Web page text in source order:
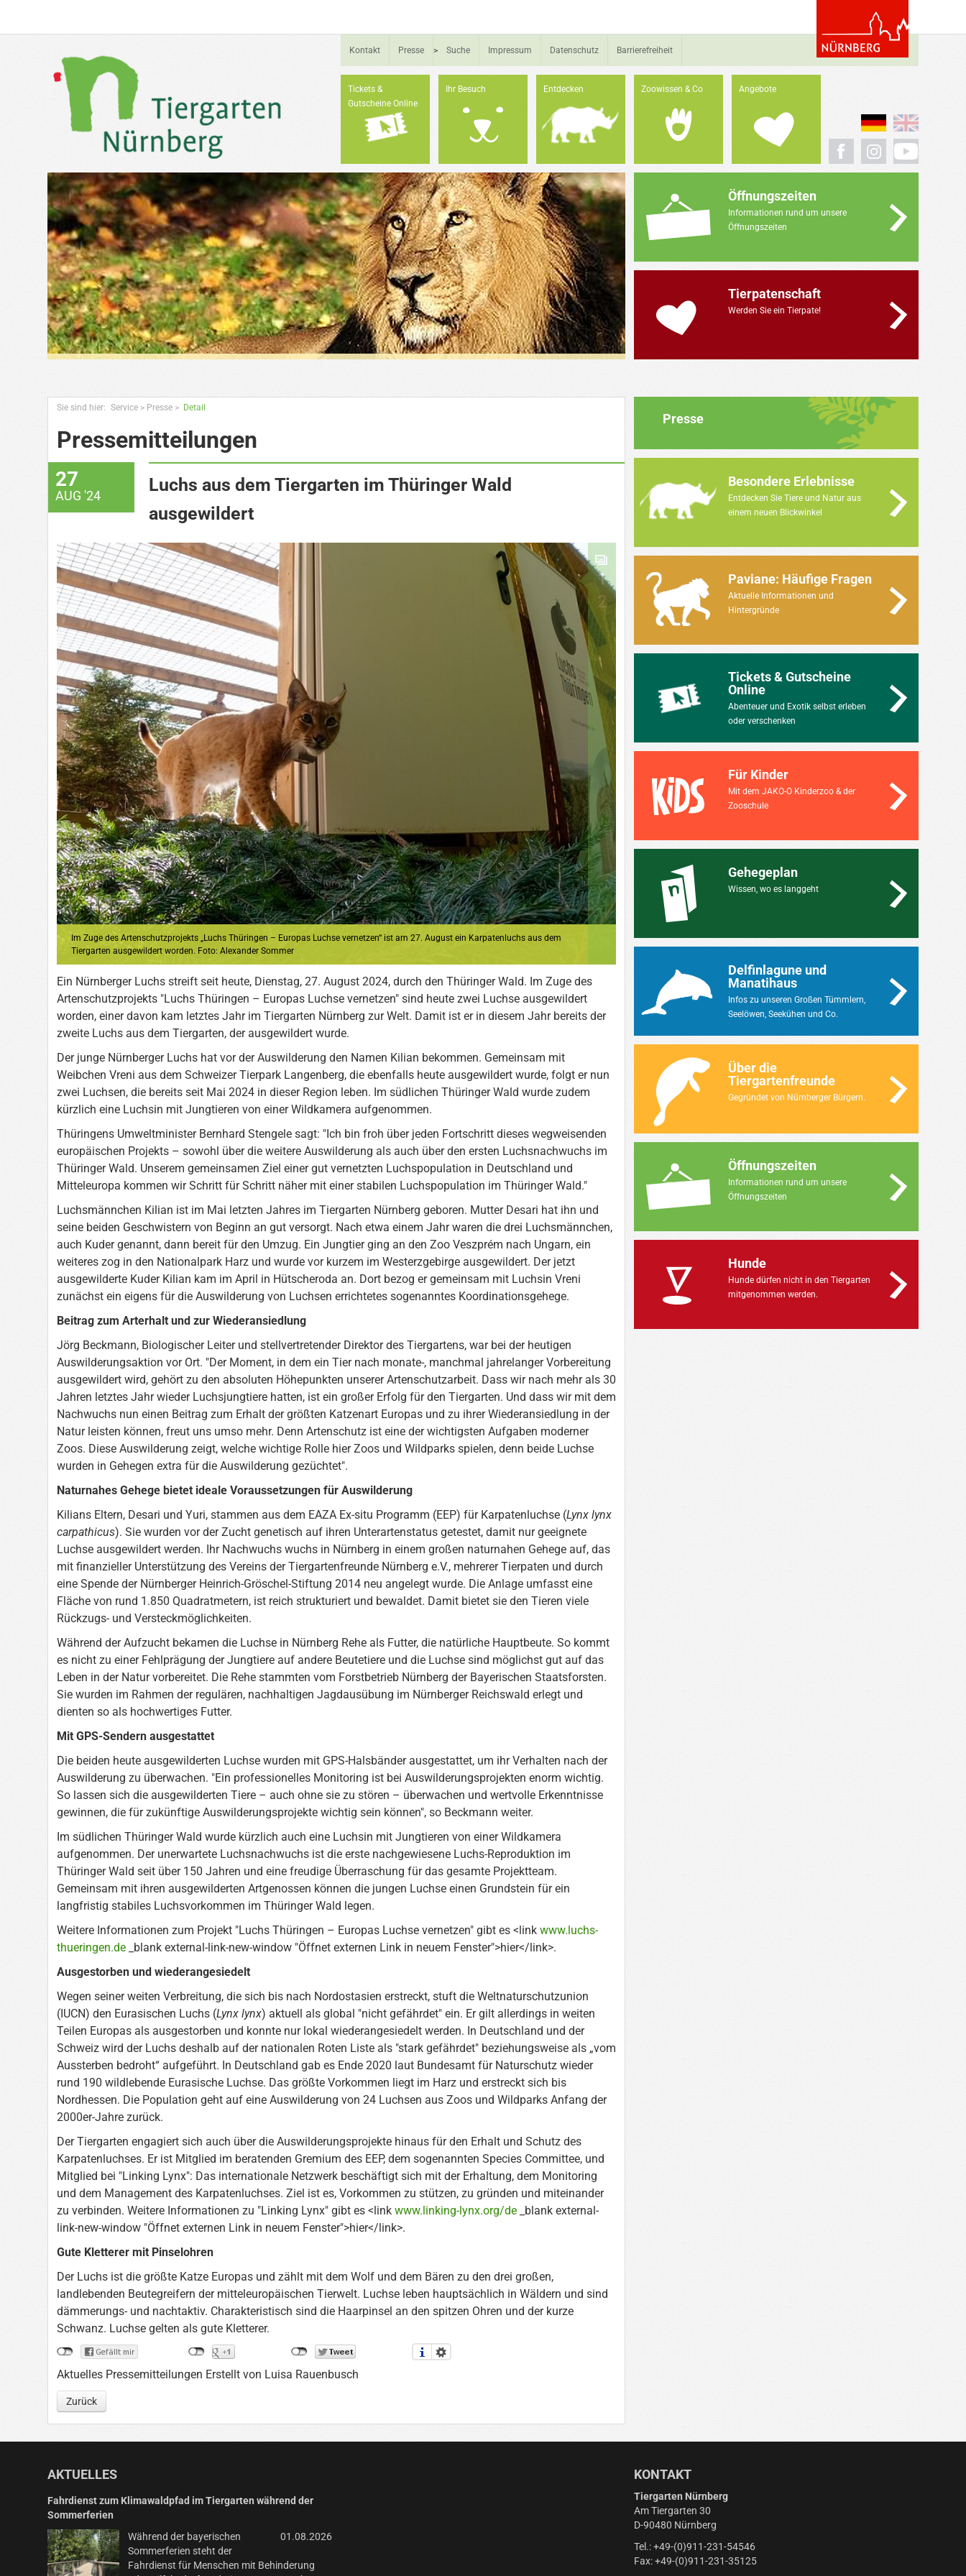
Tickets &
Gutscheine Online
Ihr Besuch Entdecken Zoowissen & Co Angebote
Kontakt Presse > Suche Impressum Datenschutz Barrierefreiheit
Öffnungszeiten
Informationen rund um unsere
Öffnungszeiten
Tierpatenschaft
Werden Sie ein Tierpate!
Sie sind hier: Service > Presse > Detail
Pressemitteilungen
27
AUG '24
Luchs aus dem Tiergarten im Thüringer Wald
ausgewildert
Im Zuge des Artenschutzprojekts „Luchs Thüringen – Europas Luchse vernetzen“ ist am 27. August ein Karpatenluchs aus dem
Tiergarten ausgewildert worden. Foto: Alexander Sommer
1
2
Ein Nürnberger Luchs streift seit heute, Dienstag, 27. August 2024, durch den Thüringer Wald. Im Zuge des
Artenschutzprojekts "Luchs Thüringen – Europas Luchse vernetzen" sind heute zwei Luchse ausgewildert
worden, einer davon kam letztes Jahr im Tiergarten Nürnberg zur Welt. Damit ist er in diesem Jahr bereits der
zweite Luchs aus dem Tiergarten, der ausgewildert wurde.
Der junge Nürnberger Luchs hat vor der Auswilderung den Namen Kilian bekommen. Gemeinsam mit
Weibchen Vreni aus dem Schweizer Tierpark Langenberg, die ebenfalls heute ausgewildert wurde, folgt er nun
zwei Luchsen, die bereits seit Mai 2024 in dieser Region leben. Im südlichen Thüringer Wald wurde zudem
kürzlich eine Luchsin mit Jungtieren von einer Wildkamera aufgenommen.
Thüringens Umweltminister Bernhard Stengele sagt: "Ich bin froh über jeden Fortschritt dieses wegweisenden
europäischen Projekts – sowohl über die weitere Auswilderung als auch über den ersten Luchsnachwuchs im
Thüringer Wald. Unserem gemeinsamen Ziel einer gut vernetzten Luchspopulation in Deutschland und
Mitteleuropa kommen wir Schritt für Schritt näher mit einer stabilen Luchspopulation im Thüringer Wald."
Luchsmännchen Kilian ist im Mai letzten Jahres im Tiergarten Nürnberg geboren. Mutter Desari hat ihn und
seine beiden Geschwistern von Beginn an gut versorgt. Nach etwa einem Jahr waren die drei Luchsmännchen,
auch Kuder genannt, dann bereit für den Umzug. Ein Jungtier ging an den Zoo Veszprém nach Ungarn, ein
weiteres zog in den Nationalpark Harz und wurde vor kurzem im Westerzgebirge ausgewildert. Der jetzt
ausgewilderte Kuder Kilian kam im April in Hütscheroda an. Dort bezog er gemeinsam mit Luchsin Vreni
zunächst ein eigens für die Auswilderung von Luchsen errichtetes sogenanntes Koordinationsgehege.
Beitrag zum Arterhalt und zur Wiederansiedlung
Jörg Beckmann, Biologischer Leiter und stellvertretender Direktor des Tiergartens, war bei der heutigen
Auswilderungsaktion vor Ort. "Der Moment, in dem ein Tier nach monate-, manchmal jahrelanger Vorbereitung
ausgewildert wird, gehört zu den absoluten Höhepunkten unserer Artenschutzarbeit. Dass wir nach mehr als 30
Jahren letztes Jahr wieder Luchsjungtiere hatten, ist ein großer Erfolg für den Tiergarten. Und dass wir mit dem
Nachwuchs nun einen Beitrag zum Erhalt der größten Katzenart Europas und zu ihrer Wiederansiedlung in der
Natur leisten können, freut uns umso mehr. Denn Artenschutz ist eine der wichtigsten Aufgaben moderner
Zoos. Diese Auswilderung zeigt, welche wichtige Rolle hier Zoos und Wildparks spielen, denn beide Luchse
wurden in Gehegen extra für die Auswilderung gezüchtet".
Naturnahes Gehege bietet ideale Voraussetzungen für Auswilderung
Kilians Eltern, Desari und Yuri, stammen aus dem EAZA Ex-situ Programm (EEP) für Karpatenluchse (Lynx lynx
carpathicus). Sie wurden vor der Zucht genetisch auf ihren Unterartenstatus getestet, damit nur geeignete
Luchse ausgewildert werden. Ihr Nachwuchs wuchs in Nürnberg in einem großen naturnahen Gehege auf, das
mit finanzieller Unterstützung des Vereins der Tiergartenfreunde Nürnberg e.V., mehrerer Tierpaten und durch
eine Spende der Nürnberger Heinrich-Gröschel-Stiftung 2014 neu angelegt wurde. Die Anlage umfasst eine
Fläche von rund 1.850 Quadratmetern, ist reich strukturiert und bewaldet. Damit bietet sie den Tieren viele
Rückzugs- und Versteckmöglichkeiten.
Während der Aufzucht bekamen die Luchse in Nürnberg Rehe als Futter, die natürliche Hauptbeute. So kommt
es nicht zu einer Fehlprägung der Jungtiere auf andere Beutetiere und die Luchse sind möglichst gut auf das
Leben in der Natur vorbereitet. Die Rehe stammten vom Forstbetrieb Nürnberg der Bayerischen Staatsforsten.
Sie wurden im Rahmen der regulären, nachhaltigen Jagdausübung im Nürnberger Reichswald erlegt und
dienten so als hochwertiges Futter.
Mit GPS-Sendern ausgestattet
Die beiden heute ausgewilderten Luchse wurden mit GPS-Halsbänder ausgestattet, um ihr Verhalten nach der
Auswilderung zu überwachen. "Ein professionelles Monitoring ist bei Auswilderungsprojekten enorm wichtig.
So lassen sich die ausgewilderten Tiere – auch ohne sie zu stören – überwachen und wertvolle Erkenntnisse
gewinnen, die für zukünftige Auswilderungsprojekte wichtig sein können", so Beckmann weiter.
Im südlichen Thüringer Wald wurde kürzlich auch eine Luchsin mit Jungtieren von einer Wildkamera
aufgenommen. Der unerwartete Luchsnachwuchs ist die erste nachgewiesene Luchs-Reproduktion im
Thüringer Wald seit über 150 Jahren und eine freudige Überraschung für das gesamte Projektteam.
Gemeinsam mit ihren ausgewilderten Artgenossen können die jungen Luchse einen Grundstein für ein
langfristig stabiles Luchsvorkommen im Thüringer Wald legen.
Weitere Informationen zum Projekt "Luchs Thüringen – Europas Luchse vernetzen" gibt es <link www.luchs-
thueringen.de _blank external-link-new-window "Öffnet externen Link in neuem Fenster">hier</link>.
Ausgestorben und wiederangesiedelt
Wegen seiner weiten Verbreitung, die sich bis nach Nordostasien erstreckt, stuft die Weltnaturschutzunion
(IUCN) den Eurasischen Luchs (Lynx lynx) aktuell als global "nicht gefährdet" ein. Er gilt allerdings in weiten
Teilen Europas als ausgestorben und konnte nur lokal wiederangesiedelt werden. In Deutschland und der
Schweiz wird der Luchs deshalb auf der nationalen Roten Liste als "stark gefährdet" beziehungsweise als „vom
Aussterben bedroht“ aufgeführt. In Deutschland gab es Ende 2020 laut Bundesamt für Naturschutz wieder
rund 190 wildlebende Eurasische Luchse. Das größte Vorkommen liegt im Harz und erstreckt sich bis
Nordhessen. Die Population geht auf eine Auswilderung von 24 Luchsen aus Zoos und Wildparks Anfang der
2000er-Jahre zurück.
Der Tiergarten engagiert sich auch über die Auswilderungsprojekte hinaus für den Erhalt und Schutz des
Karpatenluchses. Er ist Mitglied im beratenden Gremium des EEP, dem sogenannten Species Committee, und
Mitglied bei "Linking Lynx": Das internationale Netzwerk beschäftigt sich mit der Erhaltung, dem Monitoring
und dem Management des Karpatenluchses. Ziel ist es, Vorkommen zu stützen, zu gründen und miteinander
zu verbinden. Weitere Informationen zu "Linking Lynx" gibt es <link www.linking-lynx.org/de _blank external-
link-new-window "Öffnet externen Link in neuem Fenster">hier</link>.
Gute Kletterer mit Pinselohren
Der Luchs ist die größte Katze Europas und zählt mit dem Wolf und dem Bären zu den drei großen,
landlebenden Beutegreifern der mitteleuropäischen Tierwelt. Luchse leben hauptsächlich in Wäldern und sind
dämmerungs- und nachtaktiv. Charakteristisch sind die Haarpinsel an den spitzen Ohren und der kurze
Schwanz. Luchse gelten als gute Kletterer.
Aktuelles Pressemitteilungen Erstellt von Luisa Rauenbusch
Zurück
Presse
Besondere Erlebnisse
Entdecken Sie Tiere und Natur aus
einem neuen Blickwinkel
Paviane: Häufige Fragen
Aktuelle Informationen und
Hintergründe
Tickets & Gutscheine
Online
Abenteuer und Exotik selbst erleben
oder verschenken
Für Kinder
Mit dem JAKO-O Kinderzoo & der
Zooschule
Gehegeplan
Wissen, wo es langgeht
Delfinlagune und
Manatihaus
Infos zu unseren Großen Tümmlern,
Seelöwen, Seekühen und Co.
Über die
Tiergartenfreunde
Gegründet von Nürnberger Bürgern.
Öffnungszeiten
Informationen rund um unsere
Öffnungszeiten
Hunde
Hunde dürfen nicht in den Tiergarten
mitgenommen werden.
AKTUELLES
Fahrdienst zum Klimawaldpfad im Tiergarten während der
Sommerferien
01.08.2026
Während der bayerischen
Sommerferien steht der
Fahrdienst für Menschen mit Behinderung
KONTAKT
Tiergarten Nürnberg
Am Tiergarten 30
D-90480 Nürnberg
Tel.: +49-(0)911-231-54546
Fax: +49-(0)911-231-35125